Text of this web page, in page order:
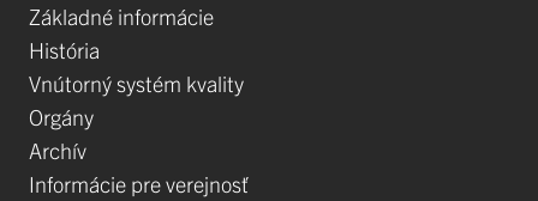
Základné informácie
História
Vnútorný systém kvality
Orgány
Archív
Informácie pre verejnosť